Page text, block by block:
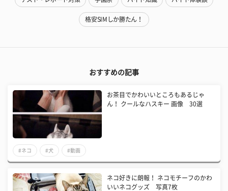
格安SIMしか勝たん！
おすすめの記事
お茶目でかわいいところもあるじゃ
ん！ クールなハスキー 画像 30選
#ネコ #犬 #動画
ネコ好きに朗報！ ネコモチーフのかわ
いいネコグッズ 写真7枚